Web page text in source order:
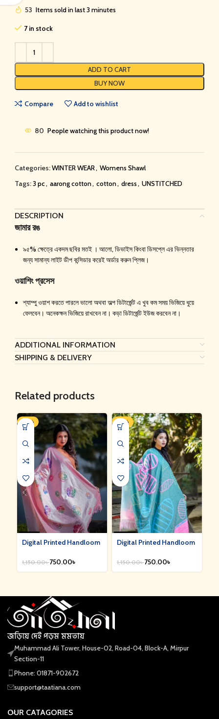
53 Items sold in last 3 minutes
7 in stock
ADD TO CART
BUY NOW
Compare Add to wishlist
80 People watching this product now!
Categories:WINTER WEAR, Womens Shawl
Tags:3 pc, aarong cotton, cotton, dress, UNSTITCHED
DESCRIPTION
জামার রঙ
৯৫% ক্ষেত্রে একদম ছবির মতই । আলো, ডিভাইস কিংবা ডিসপ্লে এর ভিন্নতার
জন্য সামান্য লাইট ডীপ কন্সিডার করেই অর্ডার করুন প্লিজ।
ওয়াশিং প্রসেস
শ্যাম্পু ওয়াশ করতে পারলে ভালো অথবা অল্প ডিটার্জেন্ট এ খুব কম সময় ভিজিয়ে ধুয়ে
ফেলবেন। অনেকক্ষন ভিজিয়ে রাখবেন না। কড়া ডিটার্জেন্ট ইউজ করবেন না।
ADDITIONAL INFORMATION
SHIPPING & DELIVERY
Related products
-35%
Digital Printed Handloom
1,150.00৳750.00৳
-35%
Digital Printed Handloom
1,150.00৳750.00৳
জড়িয়ে দেই পড়ম মমতায়
Muhammad Ali Tower, House-02, Road-04, Block-A, Mirpur
Section-11
Phone: 01871-902672
support@taatiana.com
OUR CATAGORIES